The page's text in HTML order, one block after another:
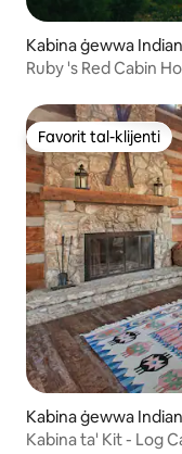
Kabina ġewwa
Ruby 's Red Cabin
Favorit tal-klijenti
Favorit tal-klijenti
Kabina ġewwa
Kabina ta' Kit - Log